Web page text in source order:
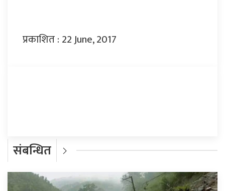
प्रकाशित : 22 June, 2017
संबन्धित